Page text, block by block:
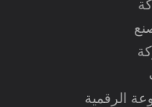
الرقمية